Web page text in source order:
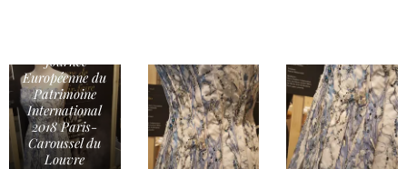
Journée
Européenne du
Patrimoine
International
2018 Paris-
Caroussel du
Louvre